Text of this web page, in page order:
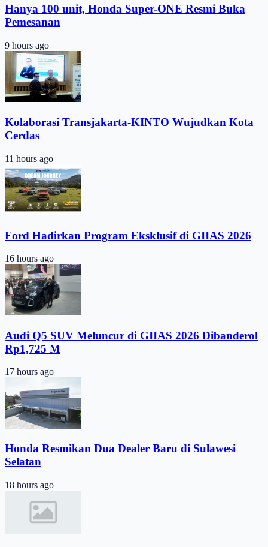
Hanya 100 unit, Honda Super-ONE Resmi Buka
Pemesanan
9 hours ago
Kolaborasi Transjakarta-KINTO Wujudkan Kota
Cerdas
11 hours ago
Ford Hadirkan Program Eksklusif di GIIAS 2026
16 hours ago
Audi Q5 SUV Meluncur di GIIAS 2026 Dibanderol
Rp1,725 M
17 hours ago
Honda Resmikan Dua Dealer Baru di Sulawesi
Selatan
18 hours ago